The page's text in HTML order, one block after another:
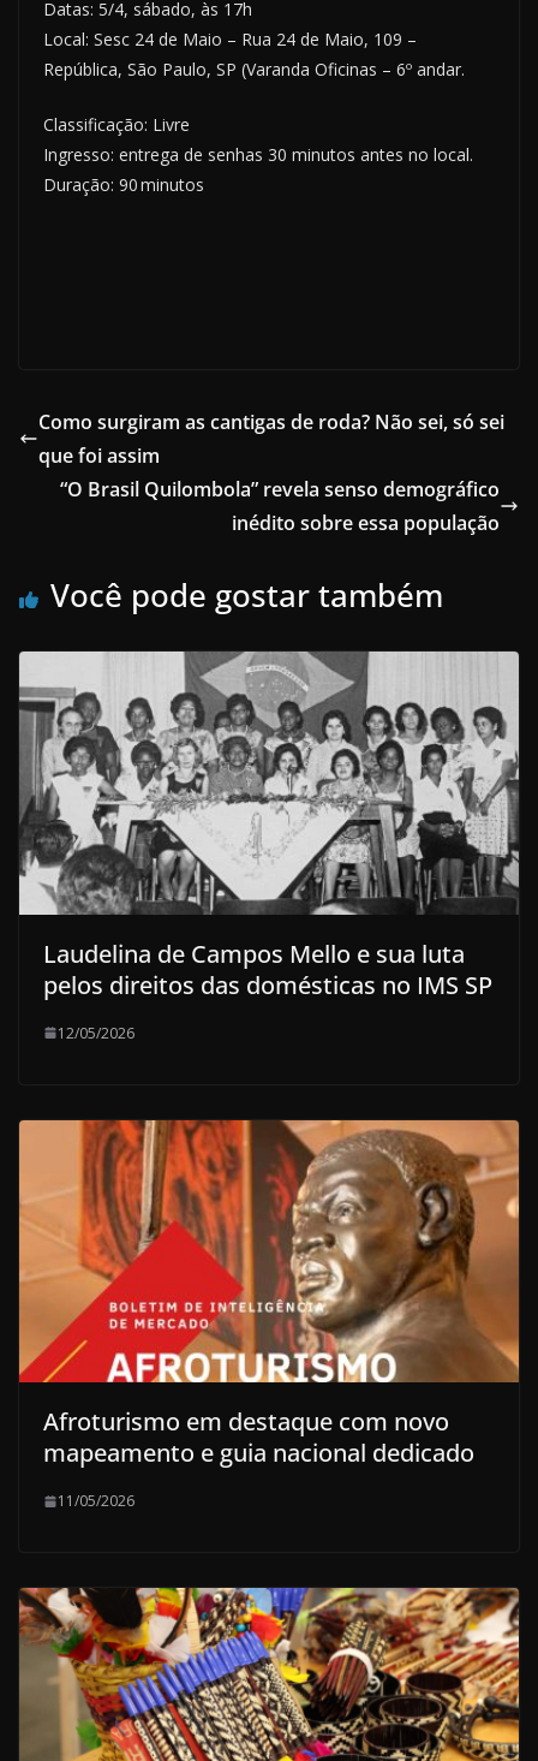
Datas: 5/4, sábado, às 17h
Local: Sesc 24 de Maio – Rua 24 de Maio, 109 –
República, São Paulo, SP (Varanda Oficinas – 6º andar.
Classificação: Livre
Ingresso: entrega de senhas 30 minutos antes no local.
Duração: 90 minutos
Como surgiram as cantigas de roda? Não sei, só sei
que foi assim
“O Brasil Quilombola” revela senso demográfico
inédito sobre essa população
Você pode gostar também
Laudelina de Campos Mello e sua luta
pelos direitos das domésticas no IMS SP
12/05/2026
Afroturismo em destaque com novo
mapeamento e guia nacional dedicado
11/05/2026